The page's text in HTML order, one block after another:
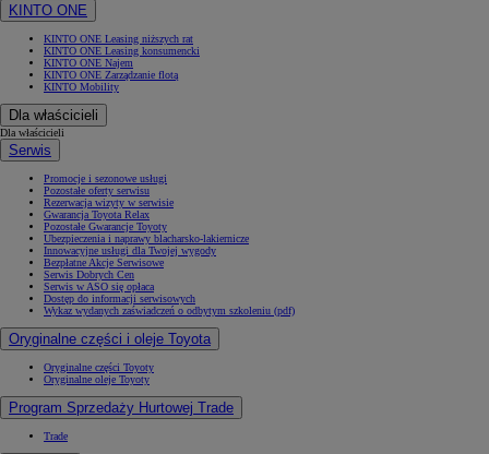
KINTO ONE
KINTO ONE Leasing niższych rat
KINTO ONE Leasing konsumencki
KINTO ONE Najem
KINTO ONE Zarządzanie flotą
KINTO Mobility
Dla właścicieli
Dla właścicieli
Serwis
Promocje i sezonowe usługi
Pozostałe oferty serwisu
Rezerwacja wizyty w serwisie
Gwarancja Toyota Relax
Pozostałe Gwarancje Toyoty
Ubezpieczenia i naprawy blacharsko-lakiernicze
Innowacyjne usługi dla Twojej wygody
Bezpłatne Akcje Serwisowe
Serwis Dobrych Cen
Serwis w ASO się opłaca
Dostęp do informacji serwisowych
Wykaz wydanych zaświadczeń o odbytym szkoleniu (pdf)
Oryginalne części i oleje Toyota
Oryginalne części Toyoty
Oryginalne oleje Toyoty
Program Sprzedaży Hurtowej Trade
Trade